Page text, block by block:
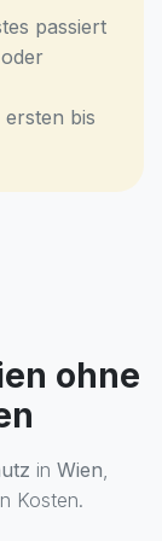
passiert
bis
ohne
in Wien,
Kosten.